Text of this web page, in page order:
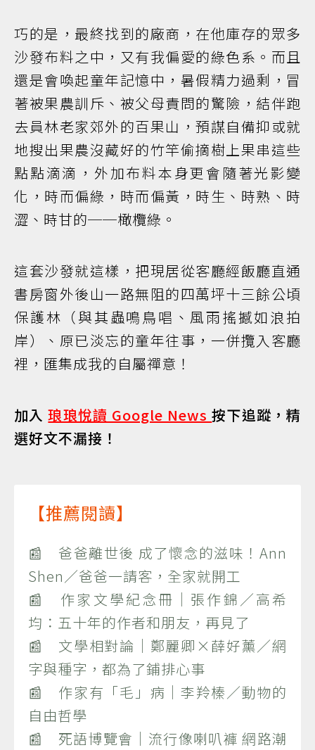
巧的是，最終找到的廠商，在他庫存的眾多
沙發布料之中，又有我偏愛的綠色系。而且
還是會喚起童年記憶中，暑假精力過剩，冒
著被果農訓斥、被父母責問的驚險，結伴跑
去員林老家郊外的百果山，預謀自備抑或就
地搜出果農沒藏好的竹竿偷摘樹上果串這些
點點滴滴，外加布料本身更會隨著光影變
化，時而偏綠，時而偏黃，時生、時熟、時
澀、時甘的──橄欖綠。
這套沙發就這樣，把現居從客廳經飯廳直通
書房窗外後山一路無阻的四萬坪十三餘公頃
保護林（與其蟲鳴鳥唱、風雨搖撼如浪拍
岸）、原已淡忘的童年往事，一併攬入客廳
裡，匯集成我的自屬禪意！
加入琅琅悅讀 Google News按下追蹤，精
選好文不漏接！
【推薦閱讀】
📰 爸爸離世後 成了懷念的滋味！Ann
Shen／爸爸一請客，全家就開工
📰 作家文學紀念冊｜張作錦／高希
均：五十年的作者和朋友，再見了
📰 文學相對論｜鄭麗卿×薛好薰／網
字與種字，都為了鋪排心事
📰 作家有「毛」病｜李羚榛／動物的
自由哲學
📰 死語博覽會｜流行像喇叭褲 網路潮